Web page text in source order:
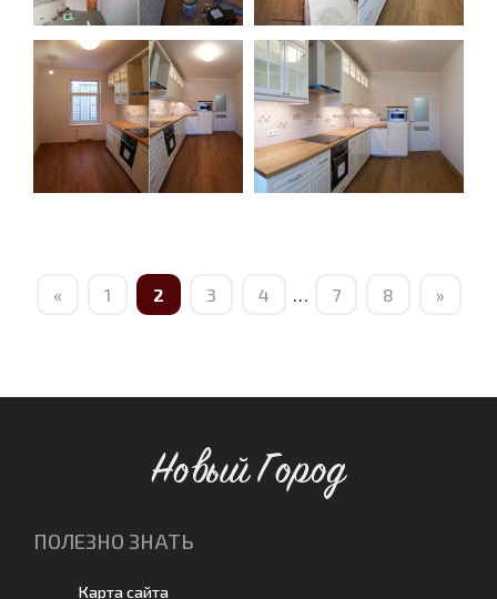
« 1 2 3 4 … 7 8 »
Новый Город
ПОЛЕЗНО ЗНАТЬ
Карта сайта